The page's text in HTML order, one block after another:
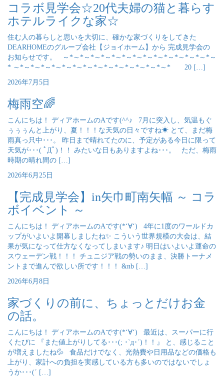
コラボ見学会☆20代夫婦の猫と暮らす
ホテルライクな家☆
住む人の暮らしと思いを大切に、確かな家づくりをしてきた
DEARHOMEのグループ会社【ジョイホーム】から 完成見学会の
お知らせです。 ～*～*～*～*～*～*～*～*～*～*～*～*～*～*～
* ～*～*～*～*～*～*～*～*～*～*～*～*～*～*～* 20 […]
2026年7月5日
梅雨空🌈
こんにちは！ ディアホームのAです(^^♪ 7月に突入し、気温もぐ
ぅぅぅんと上がり、夏！！！な天気の日々ですね☀ とて、まだ梅
雨真っ只中･･･。 昨日まで晴れてたのに、予定がある今日に限って
天気が･･･( ﾟДﾟ)！！ みたいな日もありますよね･･･。 ただ、梅雨
時期の晴れ間の […]
2026年6月25日
【完成見学会】in矢巾町南矢幅 ～ コラ
ボイベント ～
こんにちは！ ディアホームのAです(*‘∀‘) 4年に1度のワールドカ
ップがいよいよ開幕しましたね✨ こういう世界規模の大会は、結
果が気になって仕方なくなってしまいます♪ 明日はいよいよ運命の
スウェーデン戦！！！ チュニジア戦の勢いのまま、決勝トーナメ
ントまで進んで欲しい所です！！！ &nb […]
2026年6月8日
家づくりの前に、ちょっとだけお金
の話。
こんにちは！ ディアホームのAです(*‘∀‘) 最近は、スーパーに行
くたびに 『また値上がりしてる･･･(; ･`д･´)！！』 と、感じること
が増えましたね💦 食品だけでなく、光熱費や日用品などの価格も
上がり、家計への負担を実感している方も多いのではないでしょ
うか･･･(´ […]